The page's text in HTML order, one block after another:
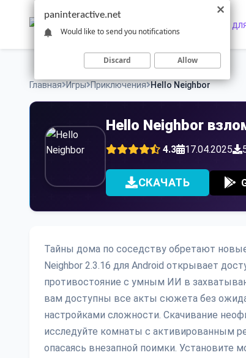
Главная Игры Приключения Hello Neighbor
Hello Neighbor
4.3 17.04.2025
СКАЧАТЬ
Тайны дома по соседству обретают
Neighbor 2.3.16 для Android открывает
противостояние с умным ИИ в
вам доступны все акты сюжета без
настройками сложности. Скачивание
исследуйте комнаты с активированным
опасаясь внезапной поимки. Установите
paninteractive.net
Would like to send you notifications
Discard Allow